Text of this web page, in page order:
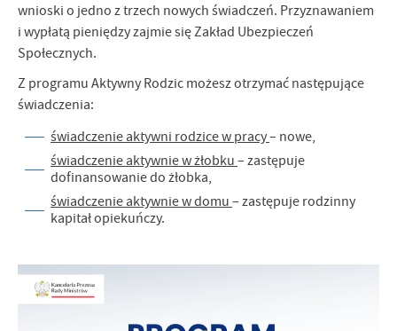
wnioski o jedno z trzech nowych świadczeń. Przyznawaniem
i wypłatą pieniędzy zajmie się Zakład Ubezpieczeń
Społecznych.
Z programu Aktywny Rodzic możesz otrzymać następujące
świadczenia:
świadczenie aktywni rodzice w pracy– nowe,
świadczenie aktywnie w żłobku – zastępuje
dofinansowanie do żłobka,
świadczenie aktywnie w domu – zastępuje rodzinny
kapitał opiekuńczy.